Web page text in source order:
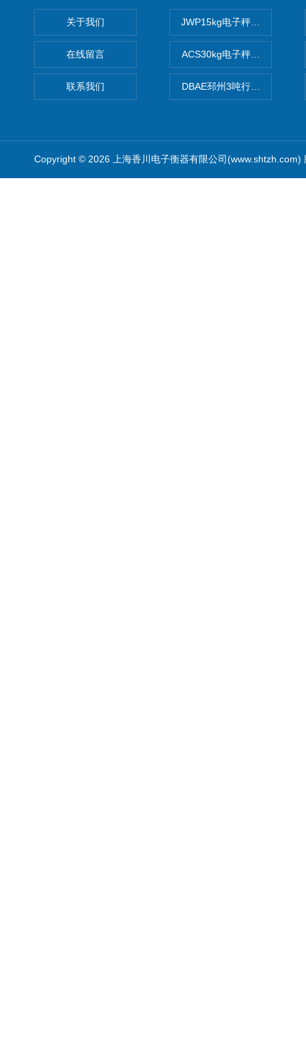
关于我们
在线留言
联系我们
JWP15kg电子秤价格,15公
ACS30kg电子秤价格,30公
DBAE邳州3吨行车电子吊秤
Copyright © 2026 上海香川电子衡器有限公司(www.shtzh.com)